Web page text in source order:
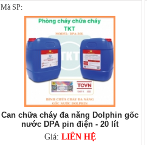
Mã SP:
Can chữa cháy đa năng Dolphin gốc
nước DPA pin điện - 20 lít
Giá: LIÊN HỆ